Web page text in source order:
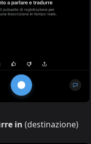
in (destinazione)